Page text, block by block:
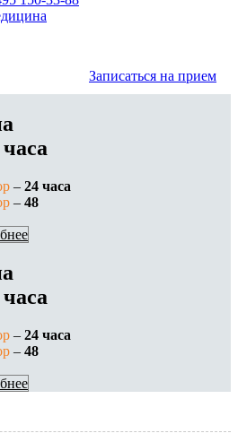
Записаться на прием
– 24 часа
– 48
– 24 часа
– 48